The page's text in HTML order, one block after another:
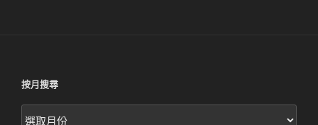
按月搜尋
按